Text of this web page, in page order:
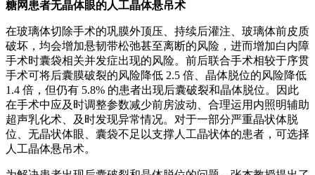
​糖网患者无晶体眼的人工晶体悬吊术
在玻璃体切除手术的巩膜外顶压、持续后灌注、玻璃体前皮质
破坏，均会增加悬韧带松弛甚至离断的风险，进而增加白内障
手术时囊袋相关并发症出现的风险。前后联合手术相较于序贯
手术可将后囊膜破裂的风险降低 2.5 倍、晶体脱位的风险降低
1.4 倍，但仍有 5.8% 的患者出现后囊破裂和晶体脱位。因此
在手术中应及时调整参数减少前房波动、合理运用内照明辅助
超声乳化术、及时发现异常情况。对于一部分严重晶状体脱
位、无晶状体眼、囊袋不足以支撑人工晶状体的患者，可选择
人工晶体悬吊术。